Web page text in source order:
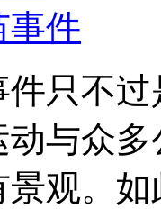
件
只不
与众
观。